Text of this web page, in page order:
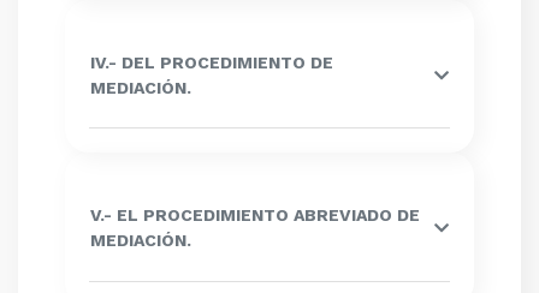
IV.- DEL PROCEDIMIENTO DE
MEDIACIÓN.
V.- EL PROCEDIMIENTO ABREVIADO DE
MEDIACIÓN.